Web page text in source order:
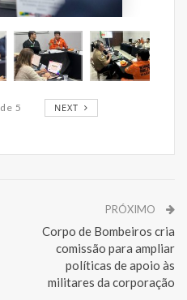
de 5 NEXT
PRÓXIMO
Corpo de Bombeiros cria
comissão para ampliar
políticas de apoio às
militares da corporação